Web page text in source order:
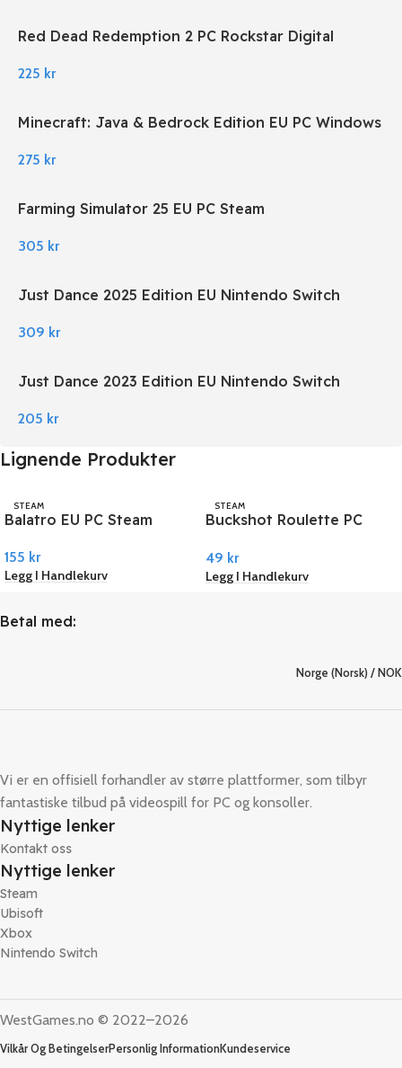
Red Dead Redemption 2 PC Rockstar Digital
225 kr
Minecraft: Java & Bedrock Edition EU PC Windows
275 kr
Farming Simulator 25 EU PC Steam
305 kr
Just Dance 2025 Edition EU Nintendo Switch
309 kr
Just Dance 2023 Edition EU Nintendo Switch
205 kr
Lignende Produkter
STEAM
Balatro EU PC Steam
155 kr
Legg I Handlekurv
STEAM
Buckshot Roulette PC
49 kr
Legg I Handlekurv
Betal med:
Norge (Norsk) / NOK
Vi er en offisiell forhandler av større plattformer, som tilbyr
fantastiske tilbud på videospill for PC og konsoller.
Nyttige lenker
Kontakt oss
Nyttige lenker
Steam
Ubisoft
Xbox
Nintendo Switch
WestGames.no © 2022–2026
Vilkår Og BetingelserPersonlig InformationKundeservice